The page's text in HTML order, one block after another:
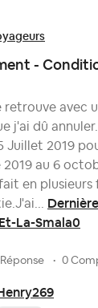
-
retrouve avec
j'ai dû
Juillet 2019
au 6
en plusieurs
La-Smala0
0